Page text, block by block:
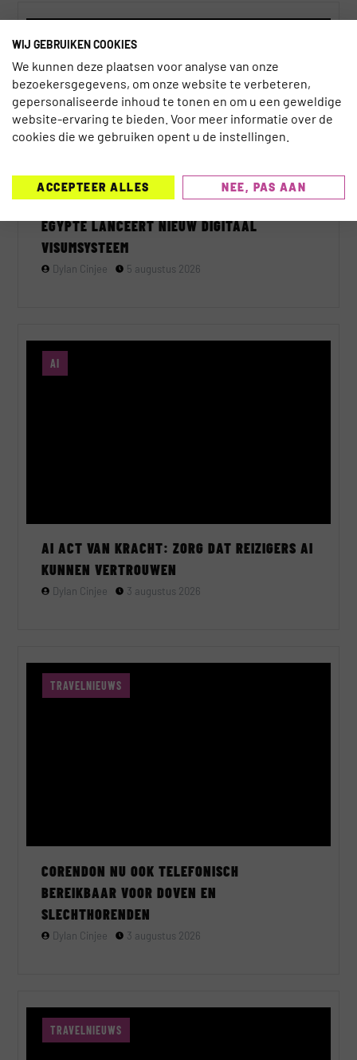
TECHNOLOGIE
EGYPTE LANCEERT NIEUW DIGITAAL
VISUMSYSTEEM
Dylan Cinjee 5 augustus 2026
AI
AI ACT VAN KRACHT: ZORG DAT REIZIGERS AI
KUNNEN VERTROUWEN
Dylan Cinjee 3 augustus 2026
TRAVELNIEUWS
CORENDON NU OOK TELEFONISCH
BEREIKBAAR VOOR DOVEN EN
SLECHTHORENDEN
Dylan Cinjee 3 augustus 2026
TRAVELNIEUWS
WIJ GEBRUIKEN COOKIES
We kunnen deze plaatsen voor analyse van onze
bezoekersgegevens, om onze website te verbeteren,
gepersonaliseerde inhoud te tonen en om u een geweldige
website-ervaring te bieden. Voor meer informatie over de
cookies die we gebruiken opent u de instellingen.
ACCEPTEER ALLES NEE, PAS AAN